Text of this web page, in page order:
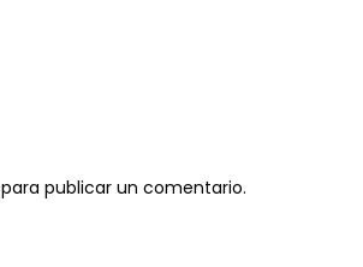
para publicar un comentario.